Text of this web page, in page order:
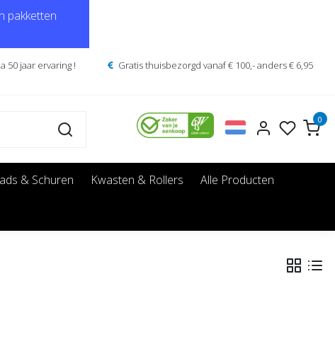
pakketten
50 jaar ervaring ! Gratis thuisbezorgd vanaf € 100,- anders € 6,95
0
& Schuren Kwasten & Rollers Alle Producten